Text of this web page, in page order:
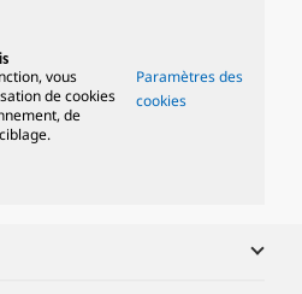
vous
de cookies
de
Paramètres des
cookies